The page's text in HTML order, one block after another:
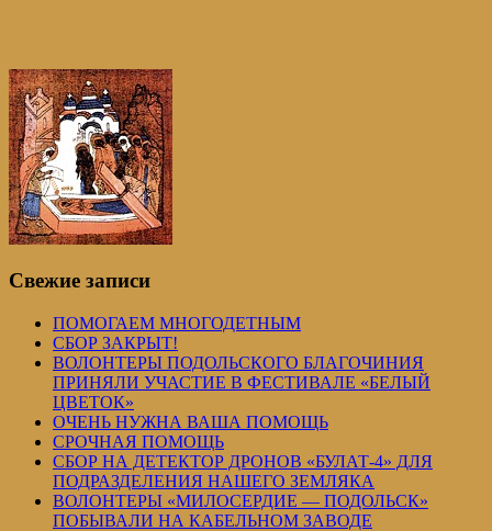
Свежие записи
ПОМОГАЕМ МНОГОДЕТНЫМ
СБОР ЗАКРЫТ!
ВОЛОНТЕРЫ ПОДОЛЬСКОГО БЛАГОЧИНИЯ
ПРИНЯЛИ УЧАСТИЕ В ФЕСТИВАЛЕ «БЕЛЫЙ
ЦВЕТОК»
ОЧЕНЬ НУЖНА ВАША ПОМОЩЬ
СРОЧНАЯ ПОМОЩЬ
СБОР НА ДЕТЕКТОР ДРОНОВ «БУЛАТ-4» ДЛЯ
ПОДРАЗДЕЛЕНИЯ НАШЕГО ЗЕМЛЯКА
ВОЛОНТЕРЫ «МИЛОСЕРДИЕ — ПОДОЛЬСК»
ПОБЫВАЛИ НА КАБЕЛЬНОМ ЗАВОДЕ